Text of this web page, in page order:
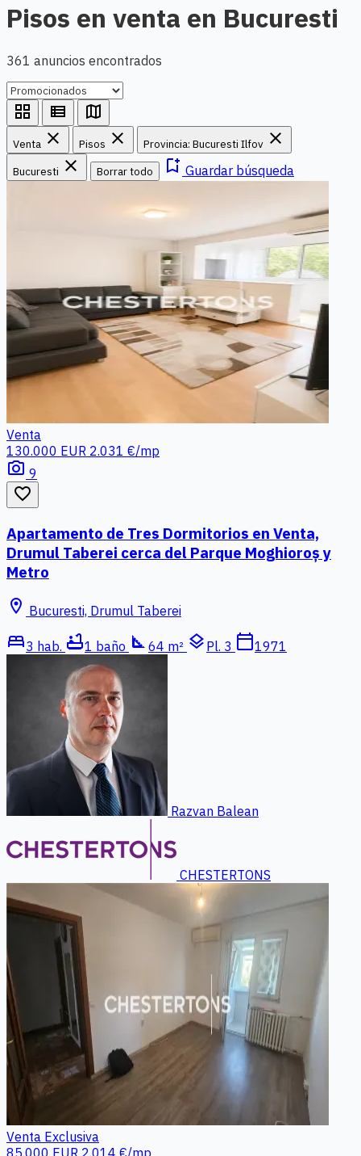
Pisos en venta en Bucuresti
361 anuncios encontrados
grid_view view_list map
Venta close Pisos close Provincia: Bucuresti Ilfov close
Bucuresti close Borrar todo bookmark_add Guardar búsqueda
Venta
130.000 EUR 2.031 €/mp
photo_camera 9
favorite_border
Apartamento de Tres Dormitorios en Venta,
Drumul Taberei cerca del Parque Moghioroș y
Metro
location_on Bucuresti, Drumul Taberei
bed3 hab. bathtub1 baño square_foot 64 m² layers Pl. 3 calendar_today1971
Razvan Balean
CHESTERTONS
Venta Exclusiva